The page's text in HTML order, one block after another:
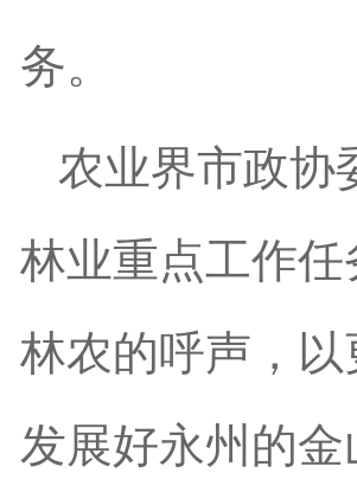
务。
农业界市政协
林业重点工作
林农的呼声，
发展好永州的金